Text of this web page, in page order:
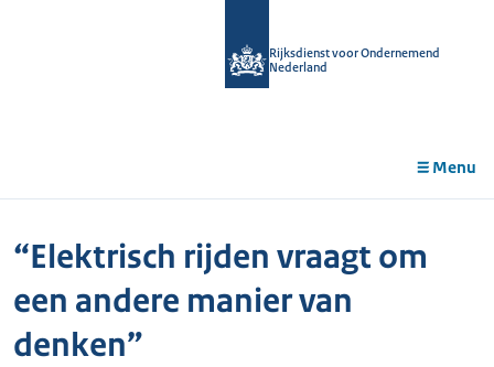
Rijksdienst voor Ondernemend
Nederland
Menu
“Elektrisch rijden vraagt om
een andere manier van
denken”